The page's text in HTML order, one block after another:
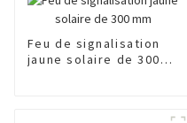
Feu de signalisation
jaune solaire de 300